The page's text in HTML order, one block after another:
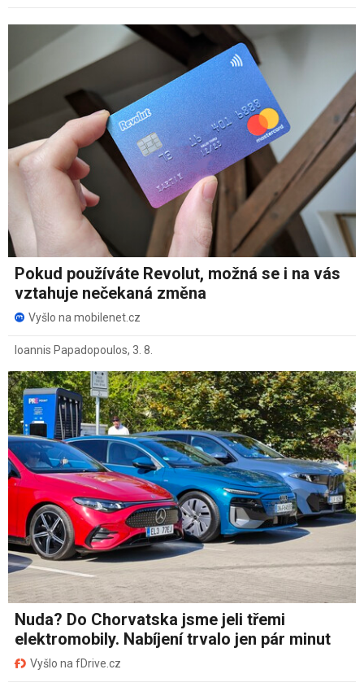
Pokud používáte Revolut, možná se i na vás
vztahuje nečekaná změna
Vyšlo na mobilenet.cz
Ioannis Papadopoulos, 3. 8.
Nuda? Do Chorvatska jsme jeli třemi
elektromobily. Nabíjení trvalo jen pár minut
Vyšlo na fDrive.cz